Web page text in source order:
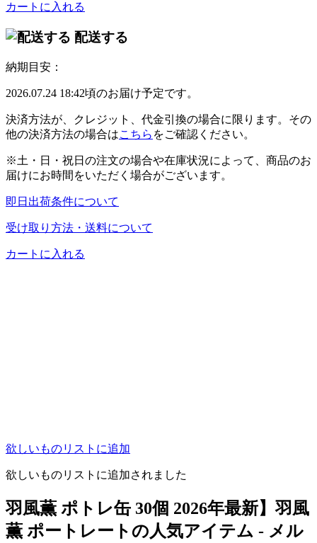
カートに入れる
配送する
納期目安：
2026.07.24 18:42頃のお届け予定です。
決済方法が、クレジット、代金引換の場合に限ります。その
他の決済方法の場合はこちら をご確認ください。
※土・日・祝日の注文の場合や在庫状況によって、商品のお
届けにお時間をいただく場合がございます。
即日出荷条件について
受け取り方法・送料について
カートに入れる
欲しいものリストに追加
欲しいものリストに追加されました
羽風薫 ポトレ缶 30個 2026年最新】羽風
薫 ポートレートの人気アイテム - メル